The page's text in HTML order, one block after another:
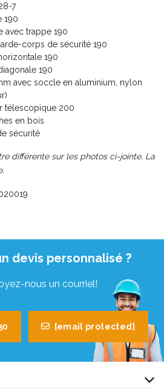
7
190
avec trappe 190
corps de sécurité 190
190
190
avec soccle en aluminium, nylon
télescopique 200
en bois
sécurité
différente sur les photos ci-jointe. La
devis personnalisé ?
nous un courriel!
[email protected]